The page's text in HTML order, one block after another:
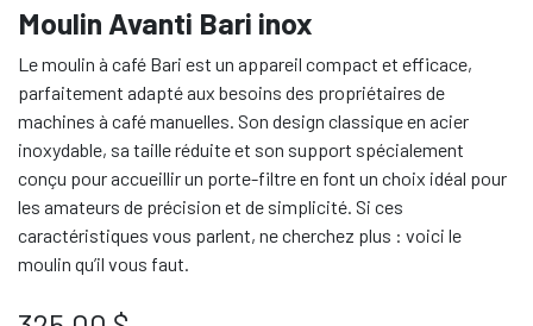
Moulin Avanti Bari inox
Le moulin à café Bari est un appareil compact et efficace,
parfaitement adapté aux besoins des propriétaires de
machines à café manuelles. Son design classique en acier
inoxydable, sa taille réduite et son support spécialement
conçu pour accueillir un porte-filtre en font un choix idéal pour
les amateurs de précision et de simplicité. Si ces
caractéristiques vous parlent, ne cherchez plus : voici le
moulin qu’il vous faut.